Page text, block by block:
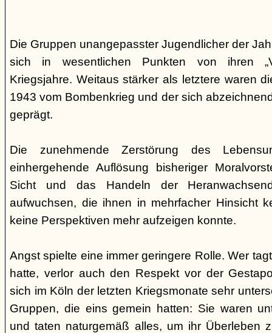
Die Gruppen unangepasster Jugendlicher der
sich in wesentlichen Punkten von ihren
Kriegsjahre. Weitaus stärker als letztere waren
1943 vom Bombenkrieg und der sich
geprägt.
Die zunehmende Zerstörung des
einhergehende Auflösung bisheriger
Sicht und das Handeln der
aufwuchsen, die ihnen in mehrfacher Hinsicht
keine Perspektiven mehr aufzeigen konnte.
Angst spielte eine immer geringere Rolle. Wer
hatte, verlor auch den Respekt vor der
sich im Köln der letzten Kriegsmonate sehr
Gruppen, die eins gemein hatten: Sie waren
und taten naturgemäß alles, um ihr Überleben